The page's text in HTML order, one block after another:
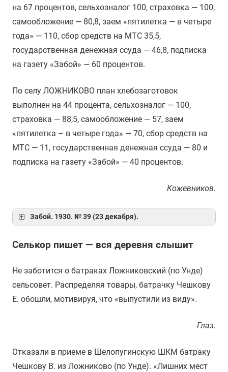
на 67 процентов, сельхозналог 100, страховка — 100,
самообложение — 80,8, заем «пятилетка — в четыре
года» — 110, сбор средств на МТС 35,5,
государственная денежная ссуда — 46,8, подписка
на газету «Забой» — 60 процентов.
По селу ЛОЖНИКОВО план хлебозаготовок
выполнен на 44 процента, сельхозналог — 100,
страховка — 88,5, самообложение — 57, заем
«пятилетка – в четыре года» — 70, сбор средств на
МТС — 11, государственная денежная ссуда — 80 и
подписка на газету «Забой» — 40 процентов.
Кожевников.
Забой. 1930. № 39 (23 декабря).
Селькор пишет — вся деревня слышит
Не заботится о батраках Ложниковский (по Унде)
сельсовет. Распределяя товары, батрачку Чешкову
Е. обошли, мотивируя, что «выпустили из виду».
Глаз.
Отказали в приеме в Шелопугинскую ШКМ батраку
Чешкову В. из Ложниково (по Унде). «Лишних мест